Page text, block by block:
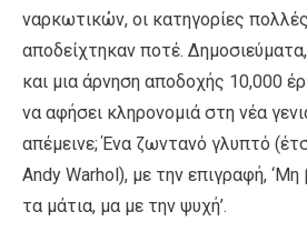
ναρκωτικών, οι κατηγορίες
αποδείχτηκαν ποτέ.
και μια άρνηση αποδοχής 10,000
να αφήσει κληρονομιά στη νέα
απέμεινε; Ένα ζωντανό γλυπτό
Andy Warhol), με την επιγραφή,
τα μάτια, μα με την ψυχή’.